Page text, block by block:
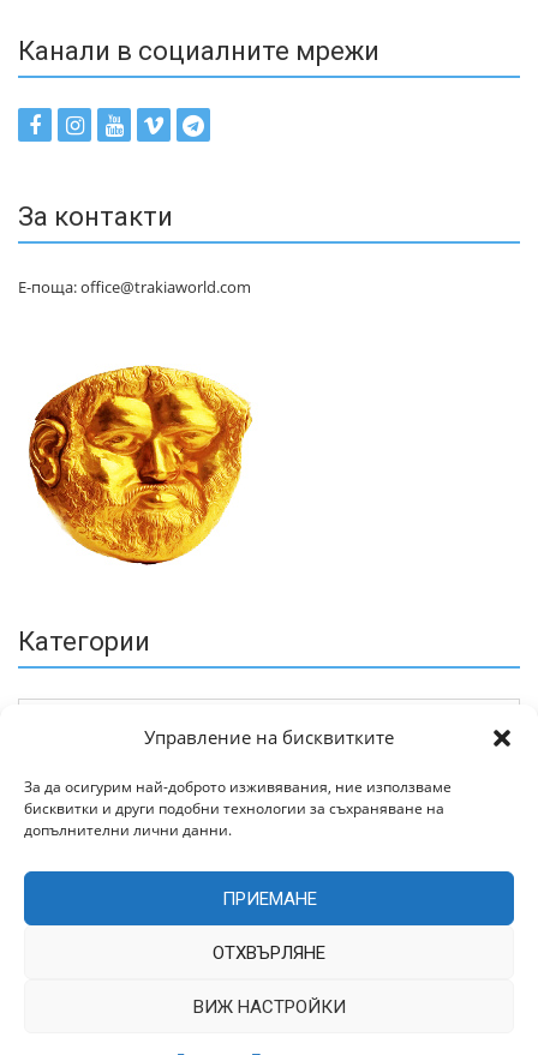
Управление на бисквитките
За да осигурим най-доброто изживявания, ние използваме
бисквитки и други подобни технологии за съхраняване на
допълнителни лични данни.
ПРИЕМАНЕ
ОТХВЪРЛЯНЕ
ВИЖ НАСТРОЙКИ
Канали в социалните мрежи
За контакти
Е-поща: office@trakiaworld.com
Категории
Архив